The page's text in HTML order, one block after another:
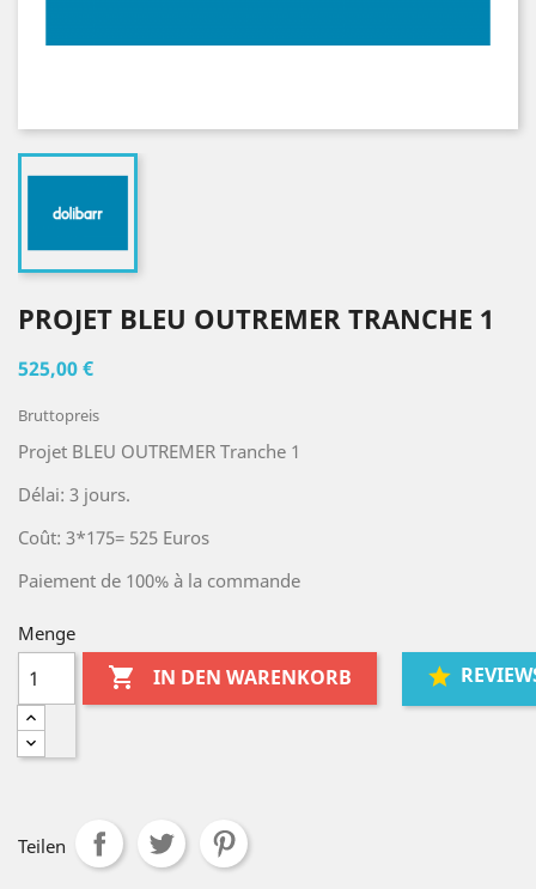
PROJET BLEU OUTREMER TRANCHE 1
525,00 €
Bruttopreis
Projet BLEU OUTREMER Tranche 1
Délai: 3 jours.
Coût: 3*175= 525 Euros
Paiement de 100% à la commande
Menge
 IN DEN WARENKORB
Teilen